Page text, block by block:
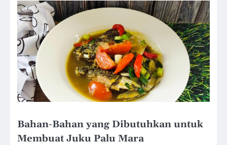
Bahan-Bahan yang Dibutuhkan untuk
Membuat Juku Palu Mara